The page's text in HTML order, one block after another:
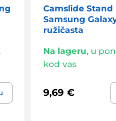
Camslide Stand
Samsung
ružičasta
Na lageru, u
kod vas
9,69 €